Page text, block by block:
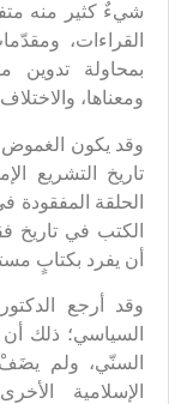
شيءٌ كثير منه
القراءات،
بمحاولة تدوين
ومعناها،
وقد يكون الغموض
تاريخ التشريع
الحلقة
الكتب في تاريخ
أن يفرد بكتابٍ
وقد أرجع
السياسي؛ ذلك
السنّي، ولم يضَفْ
الإسلامية